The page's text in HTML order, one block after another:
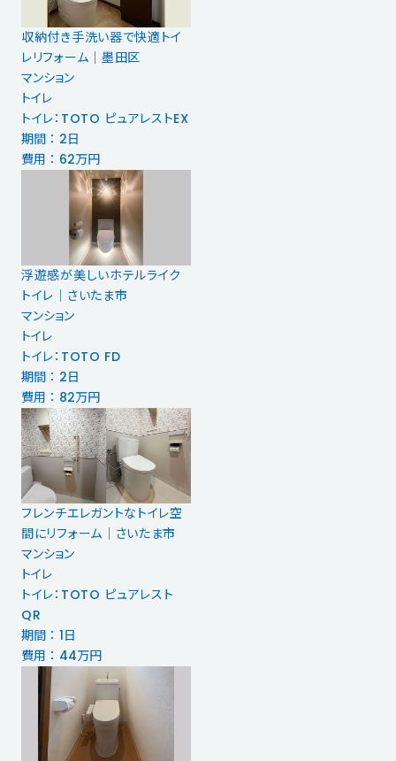
収納付き手洗い器で快適トイ
レリフォーム｜墨田区
マンション
トイレ
トイレ：TOTO ピュアレストEX
期間 ： 2日
費用 ： 62万円
浮遊感が美しいホテルライク
トイレ｜さいたま市
マンション
トイレ
トイレ：TOTO FD
期間 ： 2日
費用 ： 82万円
フレンチエレガントなトイレ空
間にリフォーム｜さいたま市
マンション
トイレ
トイレ：TOTO ピュアレスト
QR
期間 ： 1日
費用 ： 44万円